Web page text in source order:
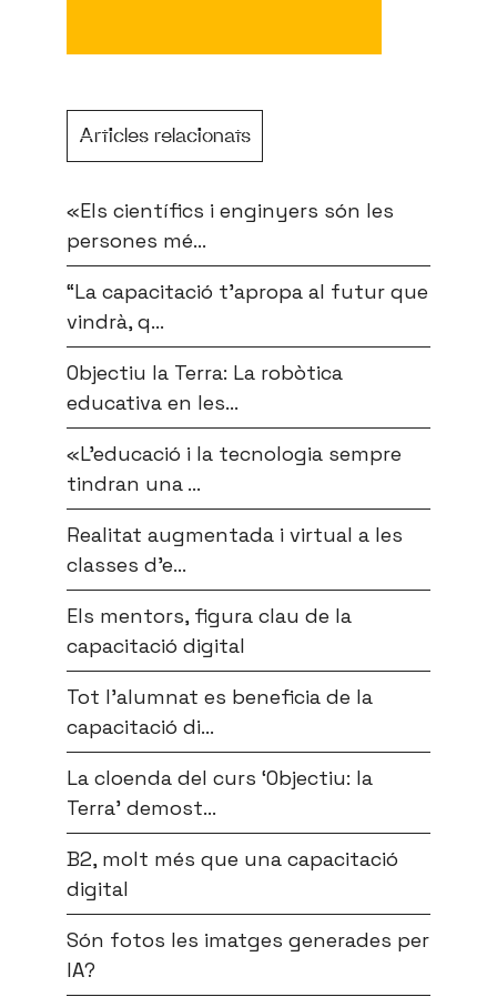
Articles relacionats
«Els científics i enginyers són les
persones mé...
“La capacitació t’apropa al futur que
vindrà, q...
Objectiu la Terra: La robòtica
educativa en les...
«L’educació i la tecnologia sempre
tindran una ...
Realitat augmentada i virtual a les
classes d’e...
Els mentors, figura clau de la
capacitació digital
Tot l’alumnat es beneficia de la
capacitació di...
La cloenda del curs ‘Objectiu: la
Terra’ demost...
B2, molt més que una capacitació
digital
Són fotos les imatges generades per
IA?